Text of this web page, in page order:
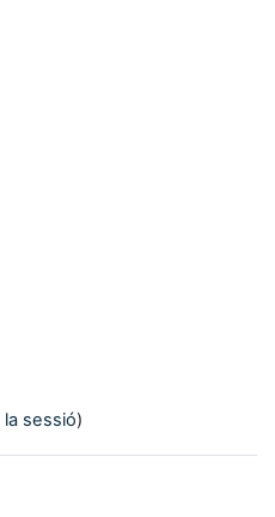
la sessió)